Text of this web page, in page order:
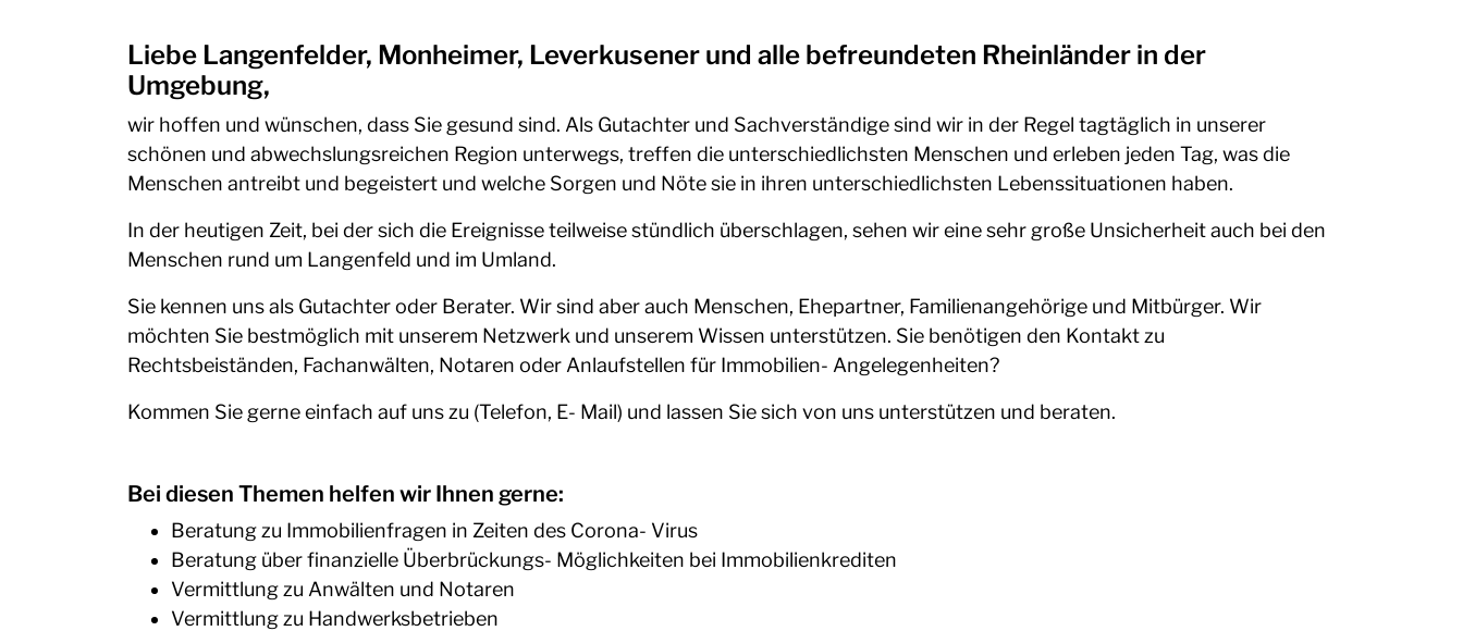
Liebe Langenfelder, Monheimer, Leverkusener und alle befreundeten Rheinländer in der
Umgebung,
wir hoffen und wünschen, dass Sie gesund sind. Als Gutachter und Sachverständige sind wir in der Regel tagtäglich in unserer
schönen und abwechslungsreichen Region unterwegs, treffen die unterschiedlichsten Menschen und erleben jeden Tag, was die
Menschen antreibt und begeistert und welche Sorgen und Nöte sie in ihren unterschiedlichsten Lebenssituationen haben.
In der heutigen Zeit, bei der sich die Ereignisse teilweise stündlich überschlagen, sehen wir eine sehr große Unsicherheit auch bei den
Menschen rund um Langenfeld und im Umland.
Sie kennen uns als Gutachter oder Berater. Wir sind aber auch Menschen, Ehepartner, Familienangehörige und Mitbürger. Wir
möchten Sie bestmöglich mit unserem Netzwerk und unserem Wissen unterstützen. Sie benötigen den Kontakt zu
Rechtsbeiständen, Fachanwälten, Notaren oder Anlaufstellen für Immobilien- Angelegenheiten?
Kommen Sie gerne einfach auf uns zu (Telefon, E- Mail) und lassen Sie sich von uns unterstützen und beraten.
Bei diesen Themen helfen wir Ihnen gerne:
Beratung zu Immobilienfragen in Zeiten des Corona- Virus
Beratung über finanzielle Überbrückungs- Möglichkeiten bei Immobilienkrediten
Vermittlung zu Anwälten und Notaren
Vermittlung zu Handwerksbetrieben